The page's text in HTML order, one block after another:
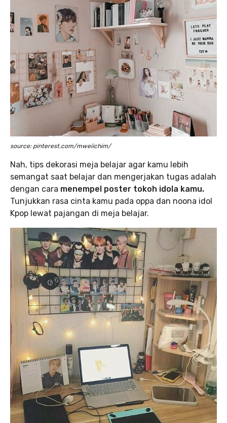
source: pinterest.com/mweiichim/
Nah, tips dekorasi meja belajar agar kamu lebih
semangat saat belajar dan mengerjakan tugas adalah
dengan cara menempel poster tokoh idola kamu.
Tunjukkan rasa cinta kamu pada oppa dan noona idol
Kpop lewat pajangan di meja belajar.